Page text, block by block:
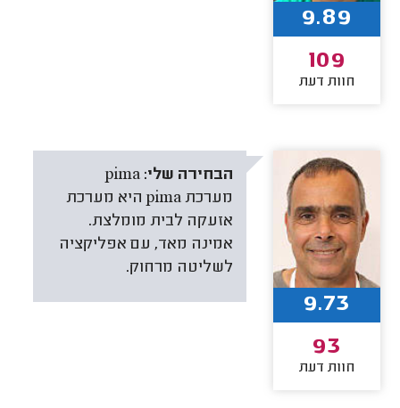
9.89
109
חוות דעת
הבחירה שלי: pima
מערכת pima היא מערכת
אזעקה לבית מומלצת.
אמינה מאד, עם אפליקציה
לשליטה מרחוק.
9.73
93
חוות דעת